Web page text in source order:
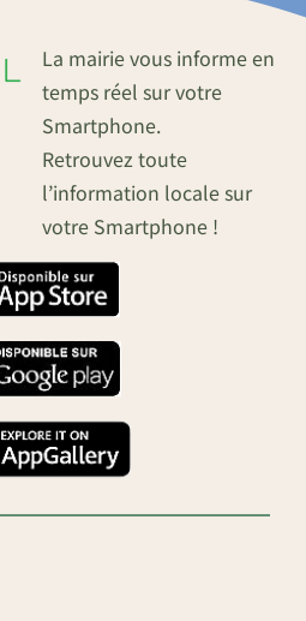
La mairie vous informe en
temps réel sur votre
Smartphone.
Retrouvez toute
l’information locale sur
votre Smartphone !